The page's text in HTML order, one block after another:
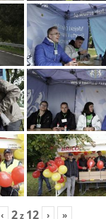
‹ 2z 12 › »